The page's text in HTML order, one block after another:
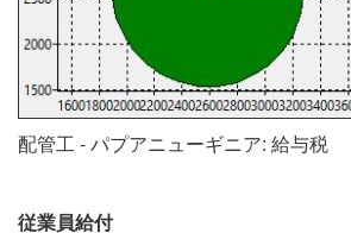
配管工 - パプアニューギニア: 給与税
従業員給付